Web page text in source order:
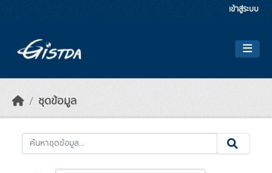
เข้าสู่ระบบ
ชุดข้อมูล